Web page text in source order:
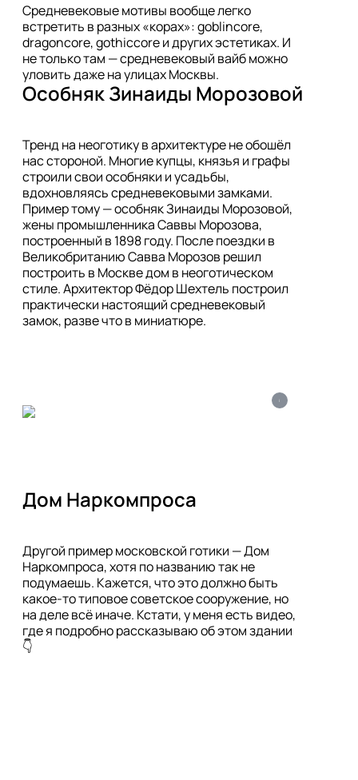
Средневековые мотивы вообще легко
встретить в разных «корах»: goblincore,
dragoncore, gothiccore и других эстетиках. И
не только там — средневековый вайб можно
уловить даже на улицах Москвы.
Особняк Зинаиды Морозовой
Тренд на неоготику в архитектуре не обошёл
нас стороной. Многие купцы, князья и графы
строили свои особняки и усадьбы,
вдохновляясь средневековыми замками.
Пример тому — особняк Зинаиды Морозовой,
жены промышленника Саввы Морозова,
построенный в 1898 году. После поездки в
Великобританию Савва Морозов решил
построить в Москве дом в неоготическом
стиле. Архитектор Фёдор Шехтель построил
практически настоящий средневековый
замок, разве что в миниатюре.
i
Дом Наркомпроса
Другой пример московской готики — Дом
Наркомпроса, хотя по названию так не
подумаешь. Кажется, что это должно быть
какое-то типовое советское сооружение, но
на деле всё иначе. Кстати, у меня есть видео,
где я подробно рассказываю об этом здании
👇